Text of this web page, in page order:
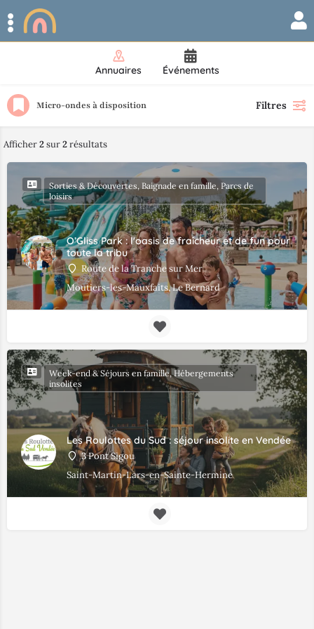
Annuaires Événements
Micro-ondes à disposition Filtres
Afficher2sur2résultats
O’Gliss Park : l'oasis de fraîcheur et de fun pour
toute la tribu
Route de la Tranche sur Mer
Moutiers-les-Mauxfaits, Le Bernard
Sorties & Découvertes, Baignade en famille, Parcs de
loisirs
Les Roulottes du Sud : séjour insolite en Vendée
3 Pont Sigou
Saint-Martin-Lars-en-Sainte-Hermine
Week-end & Séjours en famille, Hébergements
insolites